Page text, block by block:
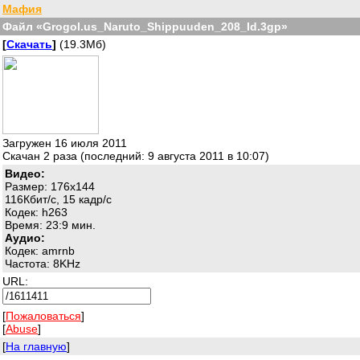
Мафия
Файл «Grogol.us_Naruto_Shippuuden_208_Id.3gp»
[Скачать] (19.3Мб)
Загружен 16 июля 2011
Скачан 2 раза (последний: 9 августа 2011 в 10:07)
Видео:
Размер: 176x144
116Кбит/с, 15 кадр/с
Кодек: h263
Время: 23:9 мин.
Аудио:
Кодек: amrnb
Частота: 8KHz
URL:
[Пожаловаться]
[Abuse]
[На главную]